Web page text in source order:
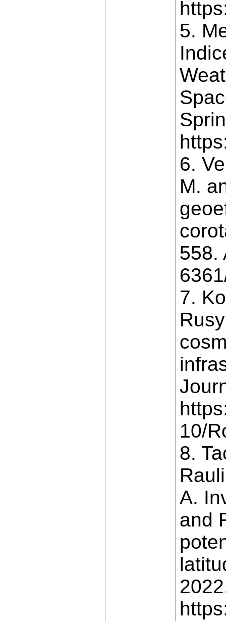
5.
6.
M.
558.
7.
10/
8.
A.
and